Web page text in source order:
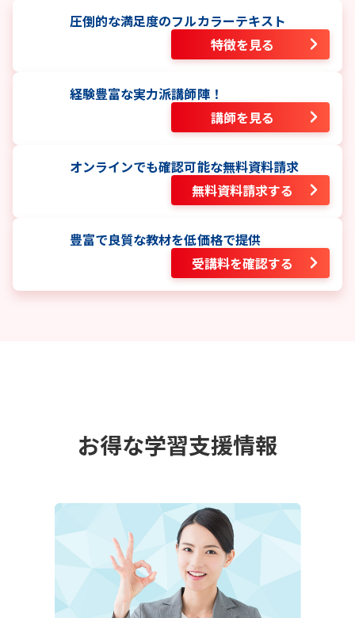
圧倒的な満足度のフルカラーテキスト
特徴を見る
経験豊富な実力派講師陣！
講師を見る
オンラインでも確認可能な無料資料請求
無料資料請求する
豊富で良質な教材を低価格で提供
受講料を確認する
お得な学習支援情報